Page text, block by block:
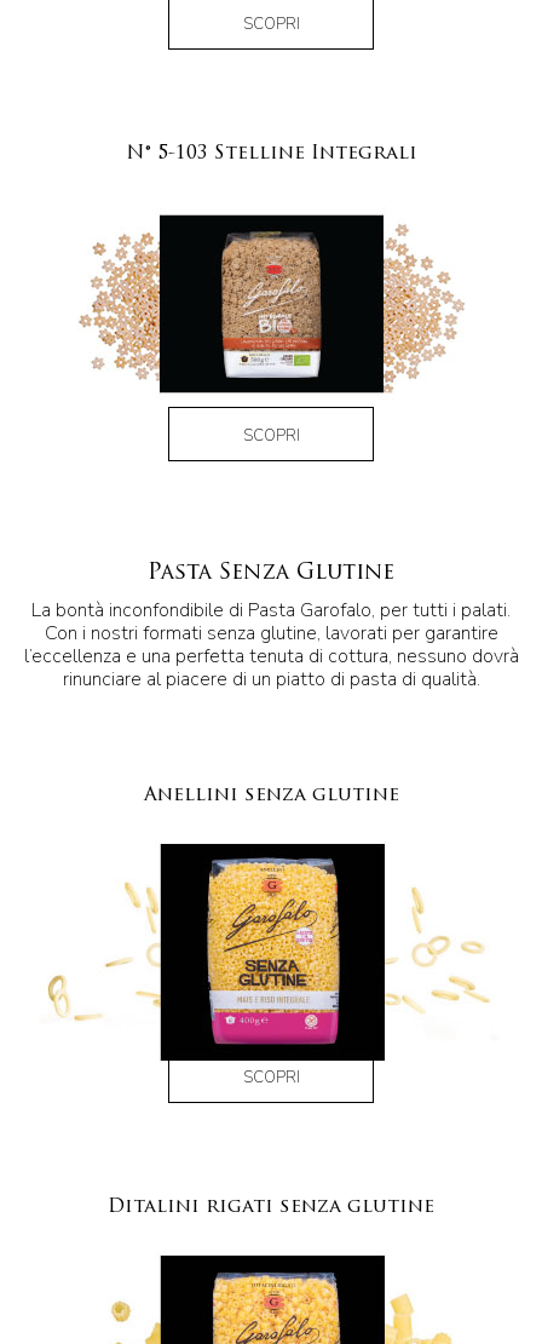
SCOPRI
N° 5-103 Stelline Integrali
SCOPRI
Pasta Senza Glutine
La bontà inconfondibile di Pasta Garofalo, per tutti i palati.
Con i nostri formati senza glutine, lavorati per garantire
l’eccellenza e una perfetta tenuta di cottura, nessuno dovrà
rinunciare al piacere di un piatto di pasta di qualità.
Anellini senza glutine
SCOPRI
Ditalini rigati senza glutine